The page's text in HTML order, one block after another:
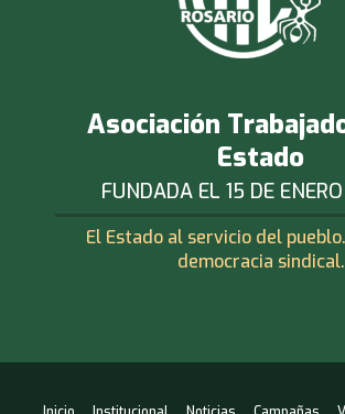
Asociación
Estado
FUNDADA EL 15 DE
El Estado al servicio del
democracia sindical.